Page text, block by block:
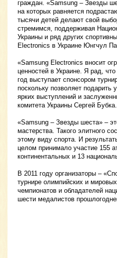
граждан. «Samsung – Звезды
на которых равняется
тысячи детей делают свой
стремимся, поддерживая
Украины и ряд других
Electronics в Украине Юнгчул
«Samsung Electronics вносит
ценностей в Украине. Я рад,
год выступает спонсором
поскольку позволяет
ярких выступлений и
комитета Украины Сергей Бубка.
«Samsung – Звезды шеста» –
мастерства. Такого элитного
этому виду спорта. И
целом принимало участие 155
континентальных и 13
В 2011 году организаторы –
турнире олимпийских и
чемпионатов и обладателей
шести медалистов